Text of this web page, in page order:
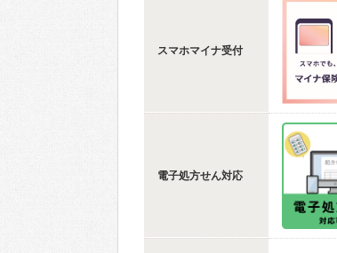
スマホマイナ受付
電子処方せん対応